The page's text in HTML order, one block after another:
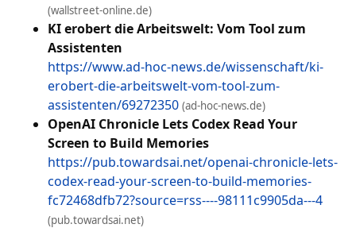
(wallstreet-online.de)
KI erobert die Arbeitswelt: Vom Tool zum
Assistenten
https://www.ad-hoc-news.de/wissenschaft/ki-
erobert-die-arbeitswelt-vom-tool-zum-
assistenten/69272350 (ad-hoc-news.de)
OpenAI Chronicle Lets Codex Read Your
Screen to Build Memories
https://pub.towardsai.net/openai-chronicle-lets-
codex-read-your-screen-to-build-memories-
fc72468dfb72?source=rss----98111c9905da---4
(pub.towardsai.net)